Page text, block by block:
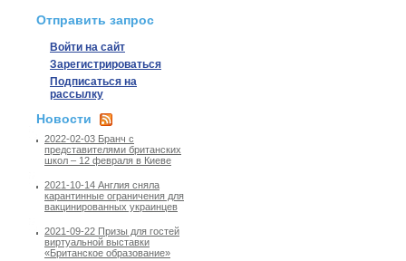
Отправить запрос
Войти на сайт
Зарегистрироваться
Подписаться на
рассылку
Новости
2022-02-03 Бранч с
представителями британских
школ – 12 февраля в Киеве
2021-10-14 Англия сняла
карантинные ограничения для
вакцинированных украинцев
2021-09-22 Призы для гостей
виртуальной выставки
«Британское образование»